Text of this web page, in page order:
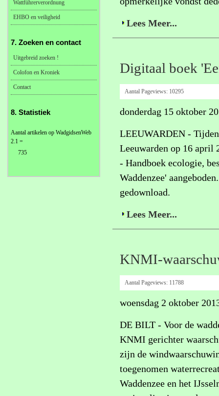
Lees Meer...
Digitaal boek
Aantal Pageviews: 10295
donderdag 15 oktober
LEEUWARDEN -
Leeuwarden op 16 april
- Handboek ecologie,
Waddenzee'
gedownload.
Lees Meer...
KNMI-
Aantal Pageviews: 11788
woensdag 2 oktober
DE BILT - Voor de
KNMI gerichter
zijn de
toegenomen
Waddenzee en het
Wattführerverordnung
EHBO en veiligheid
7. Zoeken en contact
Uitgebreid zoeken !
Colofon en Kroniek
Contact
8. Statistiek
Aantal artikelen op WadgidsenWeb
2.1 =
735